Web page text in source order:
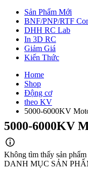
Sản Phẩm Mới
BNF/PNP/RTF
DHH RC Lab
In 3D RC
Giảm Giá
Kiến Thức
Home
Shop
Động cơ
theo KV
5000-6000KV
5000-6000KV
Không tìm thấy sản
DANH MỤC SẢN